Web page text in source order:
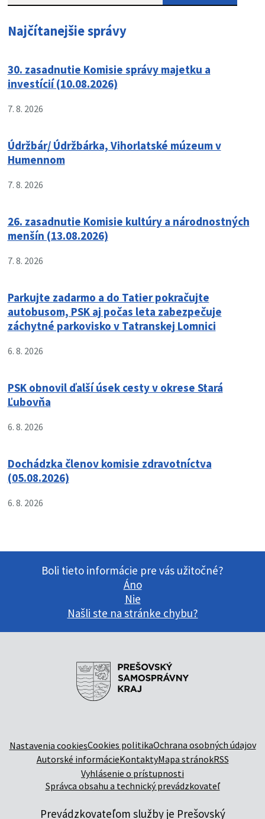
Najčítanejšie správy
30. zasadnutie Komisie správy majetku a
investícií (10.08.2026)
7. 8. 2026
Údržbár/ Údržbárka, Vihorlatské múzeum v
Humennom
7. 8. 2026
26. zasadnutie Komisie kultúry a národnostných
menšín (13.08.2026)
7. 8. 2026
Parkujte zadarmo a do Tatier pokračujte
autobusom, PSK aj počas leta zabezpečuje
záchytné parkovisko v Tatranskej Lomnici
6. 8. 2026
PSK obnovil ďalší úsek cesty v okrese Stará
Ľubovňa
6. 8. 2026
Dochádzka členov komisie zdravotníctva
(05.08.2026)
6. 8. 2026
Boli tieto informácie pre vás užitočné?
Áno
Nie
Našli ste na stránke chybu?
Nastavenia cookiesCookies politikaOchrana osobných údajov
Autorské informácieKontaktyMapa stránokRSS
Vyhlásenie o prístupnosti
Správca obsahu a technický prevádzkovateľ
Prevádzkovateľom služby je Prešovský